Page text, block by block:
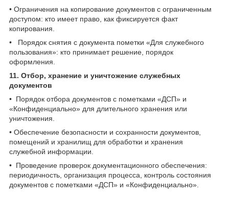
• Ограничения на копирование документов с ограниченным
доступом: кто имеет право, как фиксируется факт
копирования.
• Порядок снятия с документа пометки «Для служебного
пользования»: кто принимает решение, порядок
оформления.
11. Отбор, хранение и уничтожение служебных
документов
• Порядок отбора документов с пометками «ДСП» и
«Конфиденциально» для длительного хранения или
уничтожения.
• Обеспечение безопасности и сохранности документов,
помещений и хранилищ для обработки и хранения
служебной информации.
• Проведение проверок документационного обеспечения:
периодичность, организация процесса, контроль состояния
документов с пометками «ДСП» и «Конфиденциально».